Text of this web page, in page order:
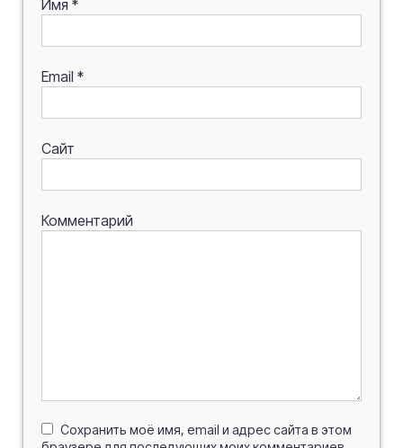
Имя *
Email *
Сайт
Комментарий
Сохранить моё имя, email и адрес сайта в этом